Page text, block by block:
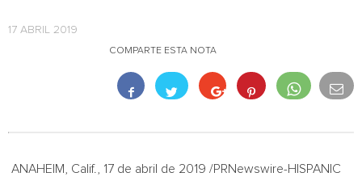
17 ABRIL 2019
COMPARTE ESTA NOTA
ANAHEIM, Calif.
, 17 de abril de 2019 /PRNewswire-HISPANIC